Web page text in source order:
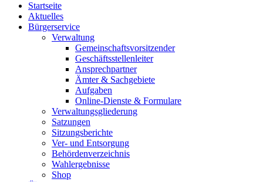
Startseite
Aktuelles
Bürgerservice
Verwaltung
Gemeinschaftsvorsitzender
Geschäftsstellenleiter
Ansprechpartner
Ämter & Sachgebiete
Aufgaben
Online-Dienste & Formulare
Verwaltungsgliederung
Satzungen
Sitzungsberichte
Ver- und Entsorgung
Behördenverzeichnis
Wahlergebnisse
Shop